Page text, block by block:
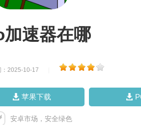
速器在哪
：2025-10-17
苹果下载
安卓市场，安全绿色